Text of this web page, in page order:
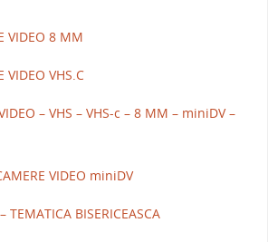
VIDEO 8 MM
VIDEO VHS.C
– VHS – VHS-c – 8 MM – miniDV –
VIDEO miniDV
TEMATICA BISERICEASCA